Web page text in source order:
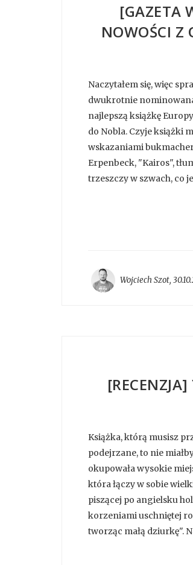
[GAZETA
NOWOŚCI Z
Naczytałem się, więc
dwukrotnie
najlepszą książkę
do Nobla. Czyje książki
wskazaniami
Erpenbeck, "Kairos",
trzeszczy w szwach, co
Wojciech Szot,
Książka, którą musisz
podejrzane, to nie
okupowała wysokie
która łączy w sobie
piszącej po angielsku
korzeniami uschniętej
tworząc małą dziurkę".